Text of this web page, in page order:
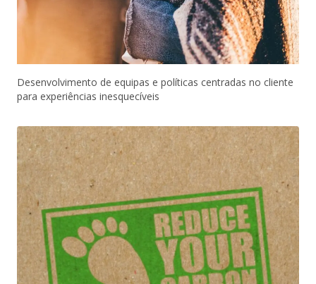
Desenvolvimento de equipas e políticas centradas no cliente
para experiências inesquecíveis